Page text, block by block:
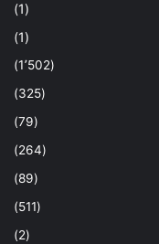
(1)
(1)
(1٬502)
(325)
(79)
(264)
(89)
(511)
(2)